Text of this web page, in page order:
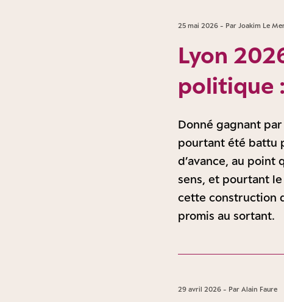
25 mai 2026 - Par Joakim Le
Lyon
politique
Donné gagnant
pourtant été battu
d’avance, au
sens, et pourtant
cette construction
promis au sortant.
29 avril 2026 - Par Alain Faure